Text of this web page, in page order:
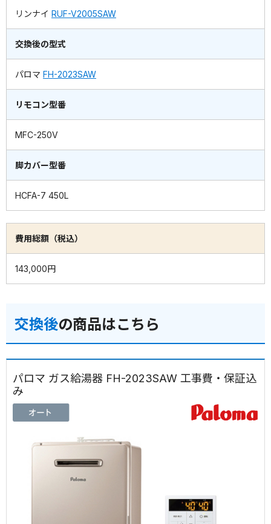
リンナイ RUF-V2005SAW
交換後の型式
パロマ FH-2023SAW
リモコン型番
MFC-250V
脚カバー型番
HCFA-7 450L
費用総額（税込）
143,000円
交換後の商品はこちら
パロマ ガス給湯器 FH-2023SAW 工事費・保証込
み